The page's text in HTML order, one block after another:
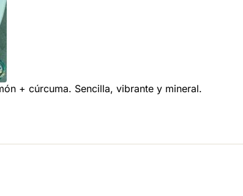
+ cúrcuma. Sencilla, vibrante y mineral.